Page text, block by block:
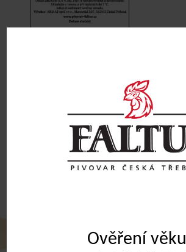
Ověření věku
Obchodní podmínky